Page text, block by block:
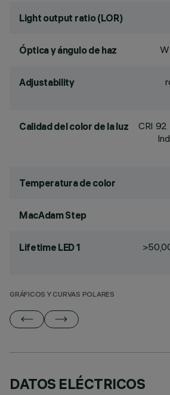
Light output ratio (LOR)
Óptica y ángulo de haz
Adjustability
Calidad del color de la luz CRI 92
Temperatura de color
MacAdam Step
Lifetime LED 1
GRÁFICOS Y CURVAS POLARES
DATOS ELÉCTRICOS